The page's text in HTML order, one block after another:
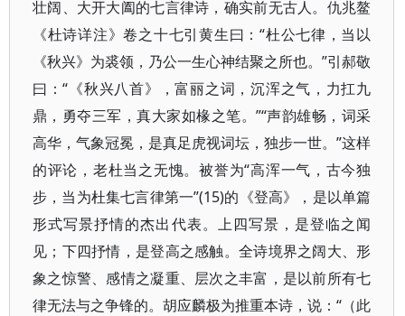
壮阔、大开大阖的七言律诗，确实前无古人。仇兆鳌
《杜诗详注》卷之十七引黄生曰：“杜公七律，当以
《秋兴》为裘领，乃公一生心神结聚之所也。”引郝敬
曰：“《秋兴八首》，富丽之词，沉浑之气，力扛九
鼎，勇夺三军，真大家如椽之笔。”“声韵雄畅，词采
高华，气象冠冕，是真足虎视词坛，独步一世。”这样
的评论，老杜当之无愧。被誉为“高浑一气，古今独
步，当为杜集七言律第一”(15)的《登高》，是以单篇
形式写景抒情的杰出代表。上四写景，是登临之闻
见；下四抒情，是登高之感触。全诗境界之阔大、形
象之惊警、感情之凝重、层次之丰富，是以前所有七
律无法与之争锋的。胡应麟极为推重本诗，说：“（此